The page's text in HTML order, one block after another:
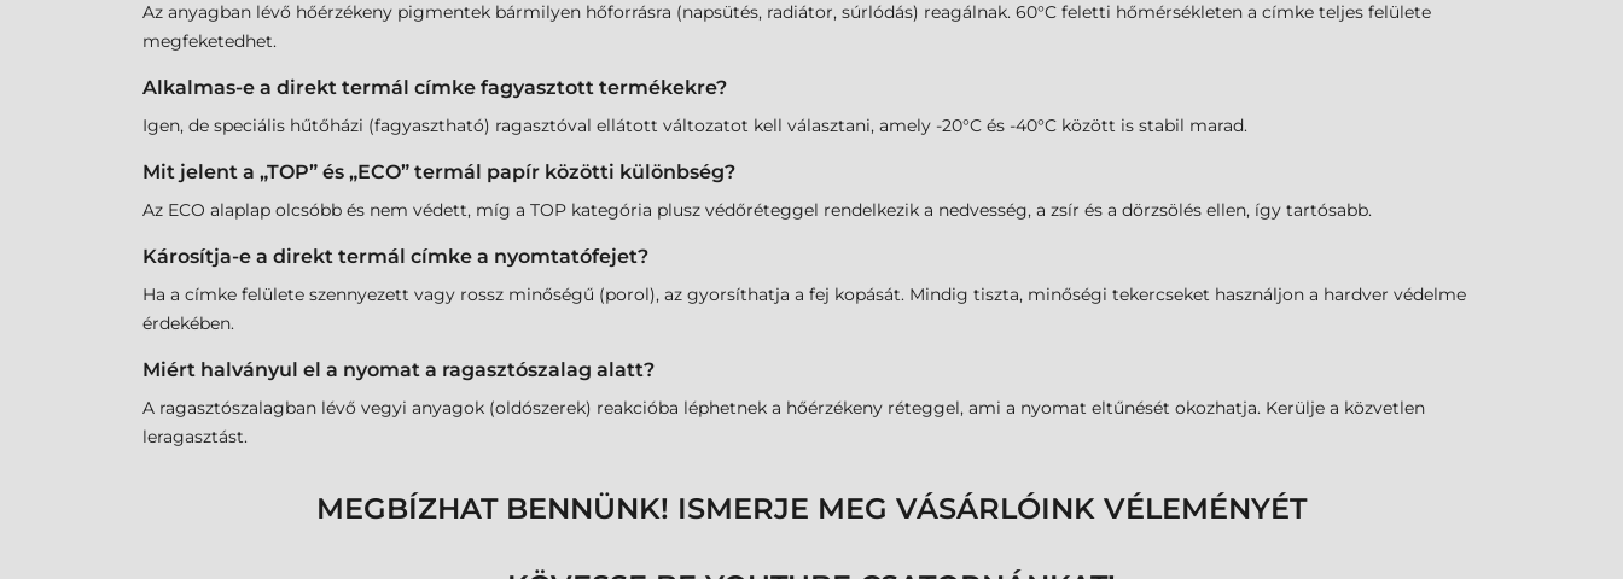
Az anyagban lévő hőérzékeny pigmentek bármilyen hőforrásra (napsütés, radiátor, súrlódás) reagálnak. 60°C feletti hőmérsékleten a címke teljes felülete
megfeketedhet.
Alkalmas-e a direkt termál címke fagyasztott termékekre?
Igen, de speciális hűtőházi (fagyasztható) ragasztóval ellátott változatot kell választani, amely -20°C és -40°C között is stabil marad.
Mit jelent a „TOP” és „ECO” termál papír közötti különbség?
Az ECO alaplap olcsóbb és nem védett, míg a TOP kategória plusz védőréteggel rendelkezik a nedvesség, a zsír és a dörzsölés ellen, így tartósabb.
Károsítja-e a direkt termál címke a nyomtatófejet?
Ha a címke felülete szennyezett vagy rossz minőségű (porol), az gyorsíthatja a fej kopását. Mindig tiszta, minőségi tekercseket használjon a hardver védelme
érdekében.
Miért halványul el a nyomat a ragasztószalag alatt?
A ragasztószalagban lévő vegyi anyagok (oldószerek) reakcióba léphetnek a hőérzékeny réteggel, ami a nyomat eltűnését okozhatja. Kerülje a közvetlen
leragasztást.
MEGBÍZHAT BENNÜNK! ISMERJE MEG VÁSÁRLÓINK VÉLEMÉNYÉT